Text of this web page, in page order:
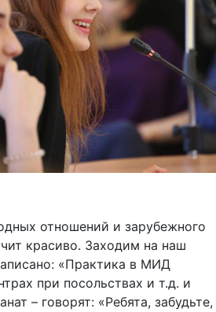
отношений и зарубежного
красиво. Заходим на наш
«Практика в МИД
при посольствах и т.д. и
– говорят: «Ребята, забудьте,